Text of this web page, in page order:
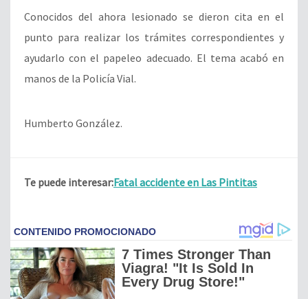
Conocidos del ahora lesionado se dieron cita en el
punto para realizar los trámites correspondientes y
ayudarlo con el papeleo adecuado. El tema acabó en
manos de la Policía Vial.
Humberto González.
Te puede interesar:Fatal accidente en Las Pintitas